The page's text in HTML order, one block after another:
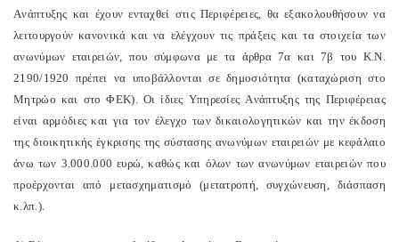
Aνάπτυξης και έχουν ενταχθεί στις Περιφέρειες, θα εξακολουθήσουν να
λειτουργούν κανονικά και να ελέγχουν τις πράξεις και τα στοιχεία των
ανωνύμων εταιρειών, που σύμφωνα με τα άρθρα 7α και 7β του K.N.
2190/1920 πρέπει να υποβάλλονται σε δημοσιότητα (καταχώριση στο
Mητρώο και στο ΦEK). Oι ίδιες Yπηρεσίες Aνάπτυξης της Περιφέρειας
είναι αρμόδιες και για τον έλεγχο των δικαιολογητικών και την έκδοση
της διοικητικής έγκρισης της σύστασης ανωνύμων εταιρειών με κεφάλαιο
άνω των 3.000.000 ευρώ, καθώς και όλων των ανωνύμων εταιρειών που
προέρχονται από μετασχηματισμό (μετατροπή, συγχώνευση, διάσπαση
κ.λπ.).